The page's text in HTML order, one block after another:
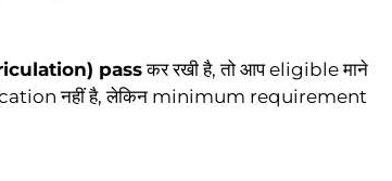
passकर रखी है, तो आप eligible माने
नहीं है, लेकिन minimum requirement